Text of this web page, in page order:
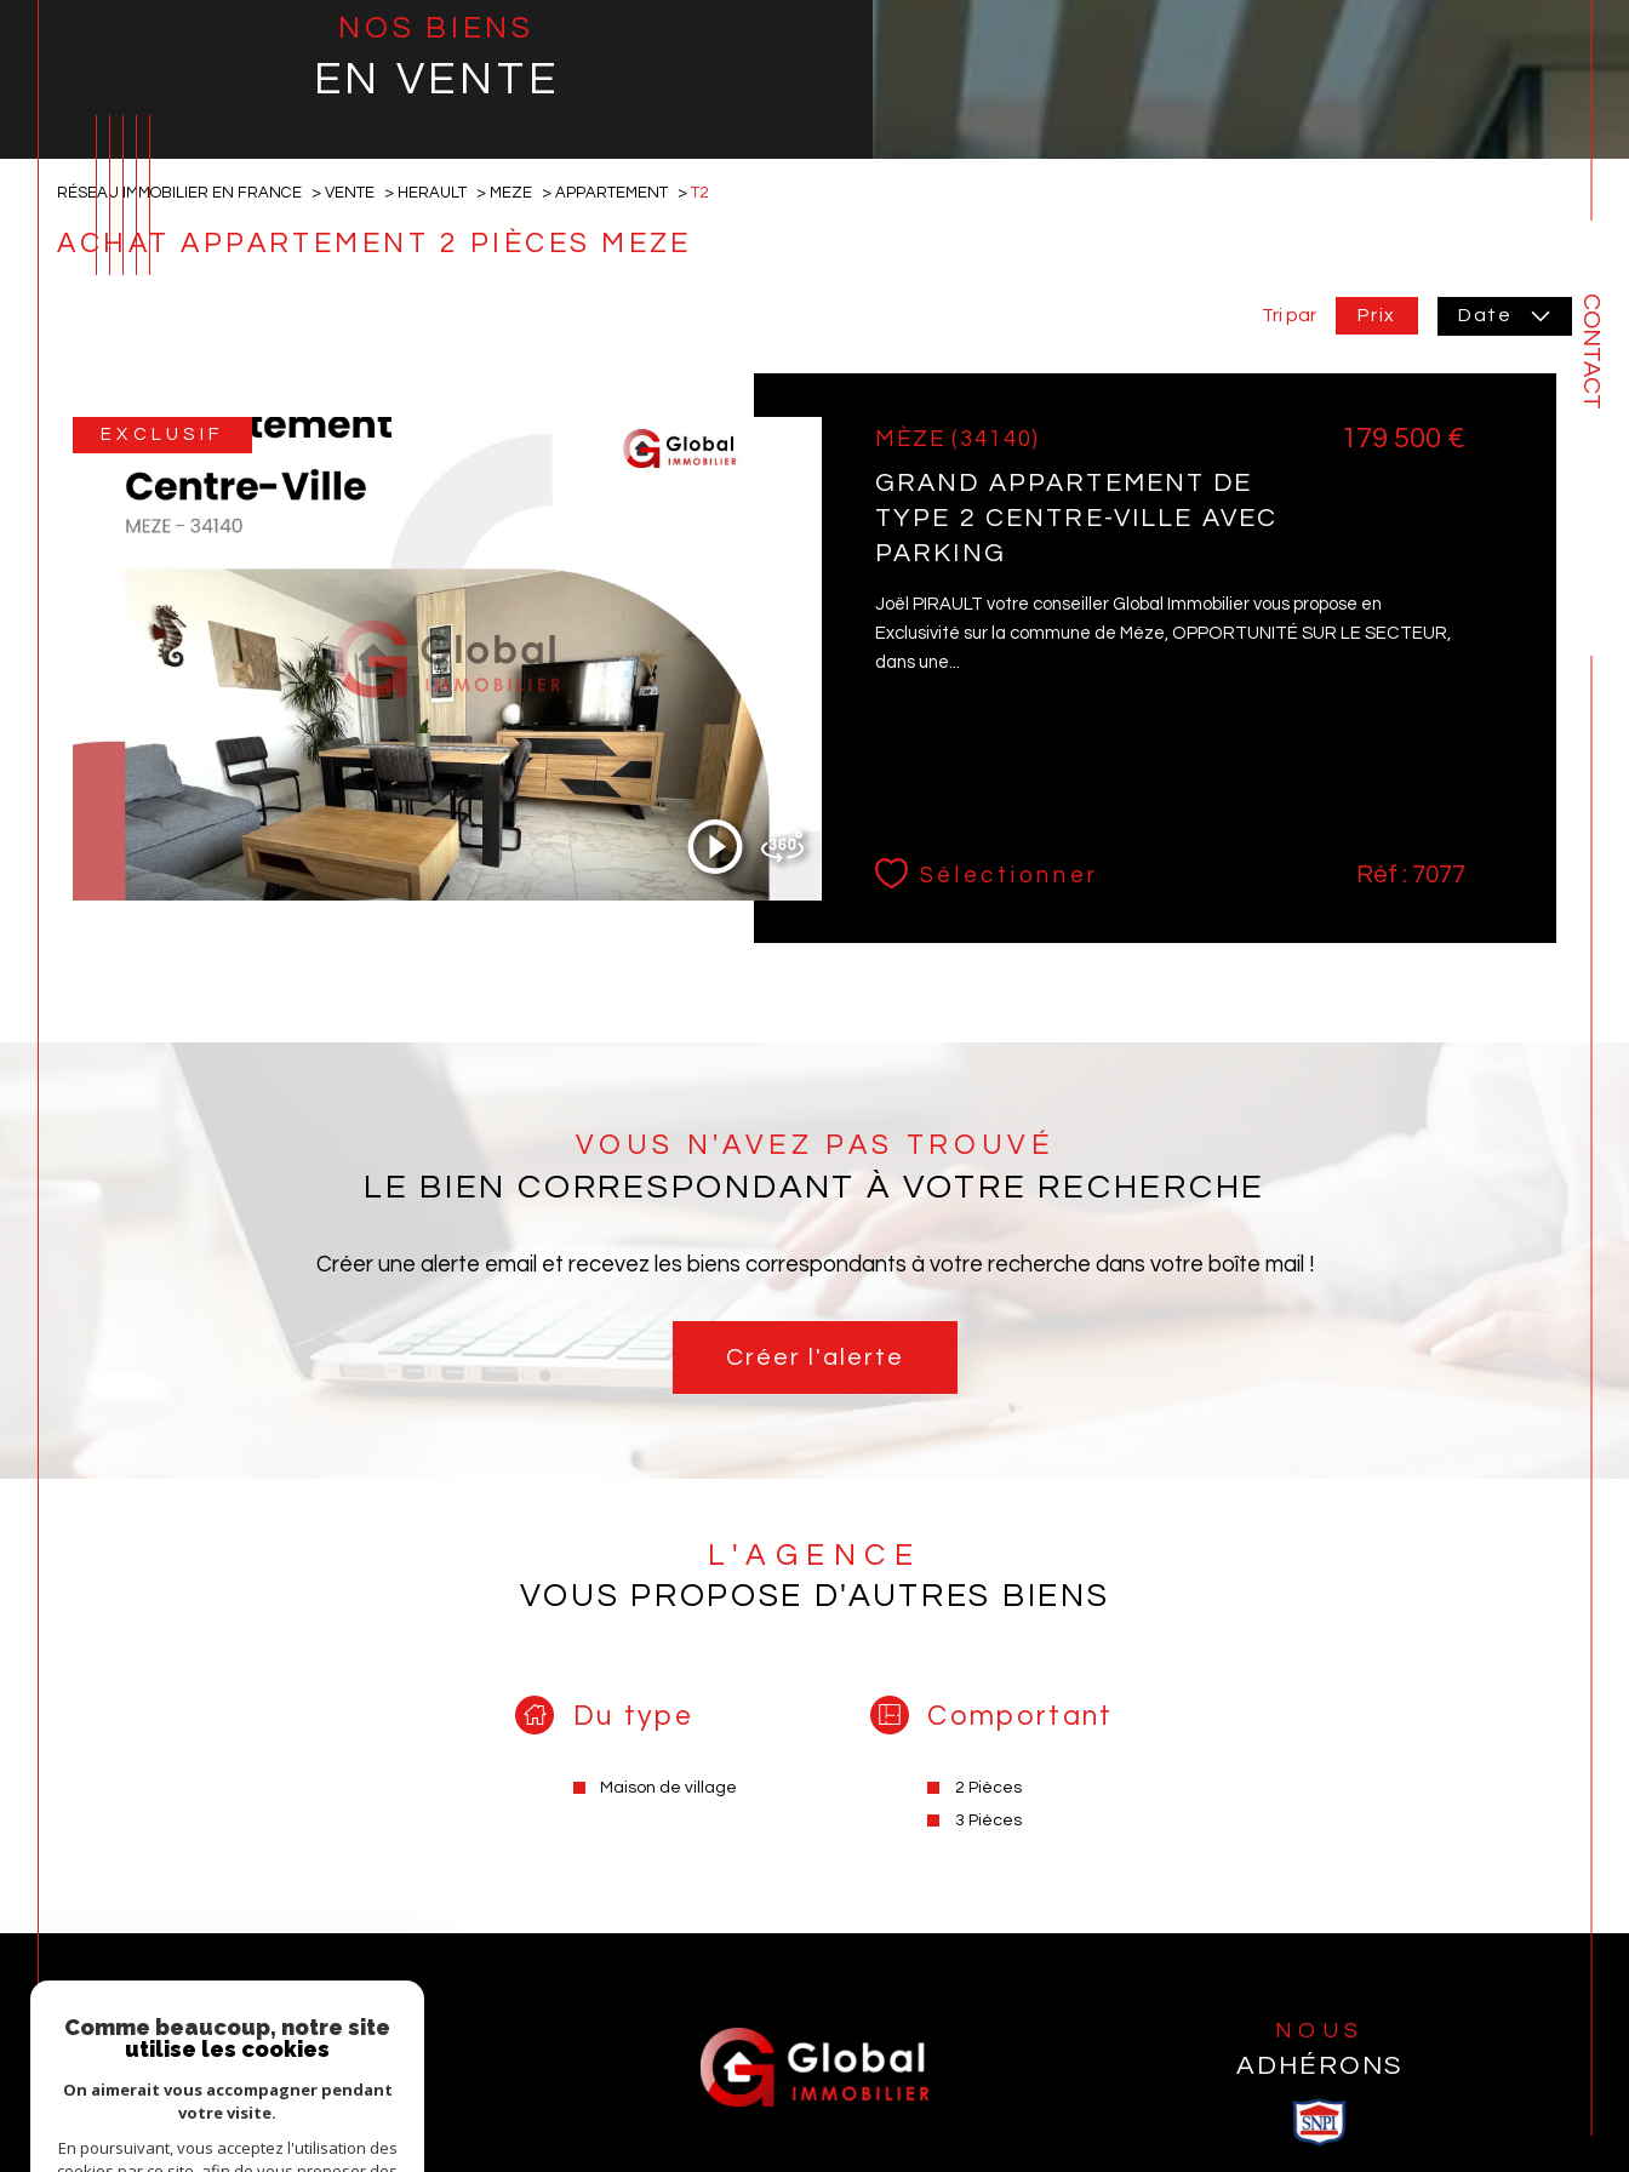
CONTACT
NOS BIENS
EN VENTE
RÉSEAU IMMOBILIER EN FRANCE VENTE HERAULT MEZE APPARTEMENT T2
ACHAT APPARTEMENT 2 PIÈCES MEZE
Tri par Prix Date
MÈZE (34140)
GRAND APPARTEMENT DE
TYPE 2 CENTRE-VILLE AVEC
PARKING
179 500 €
Joël PIRAULT votre conseiller Global Immobilier vous propose en
Exclusivité sur la commune de Mèze, OPPORTUNITÉ SUR LE SECTEUR,
dans une...
Sélectionner Réf : 7077
EXCLUSIF
VOUS N'AVEZ PAS TROUVÉ
LE BIEN CORRESPONDANT À VOTRE RECHERCHE
Créer une alerte email et recevez les biens correspondants à votre recherche dans votre boîte mail !
Créer l'alerte
L'AGENCE
VOUS PROPOSE D'AUTRES BIENS
Du type
Maison de village
Comportant
2 Pièces
3 Pièces
ESPACE
PROPRIÉTAIRE
Se connecter
NOUS
ADHÉRONS
Comme beaucoup, notre site
utilise les cookies
On aimerait vous accompagner pendant
votre visite.
En poursuivant, vous acceptez l'utilisation des